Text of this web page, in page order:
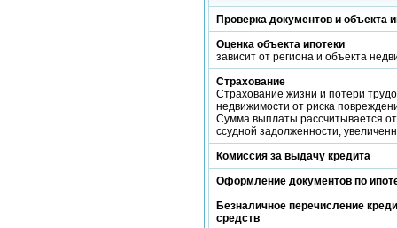
Проверка документов и объекта
Оценка объекта ипотеки
зависит от региона и объекта
Страхование
Страхование жизни и потери
недвижимости от риска
Сумма выплаты рассчитывается от
ссудной задолженности,
Комиссия за выдачу кредита
Оформление документов по
Безналичное перечисление
средств